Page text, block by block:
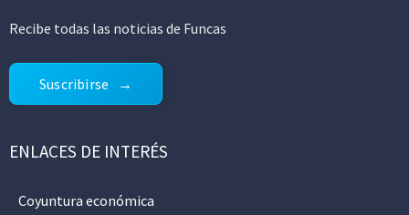
Recibe todas las noticias de Funcas
Suscribirse
ENLACES DE INTERÉS
Coyuntura económica